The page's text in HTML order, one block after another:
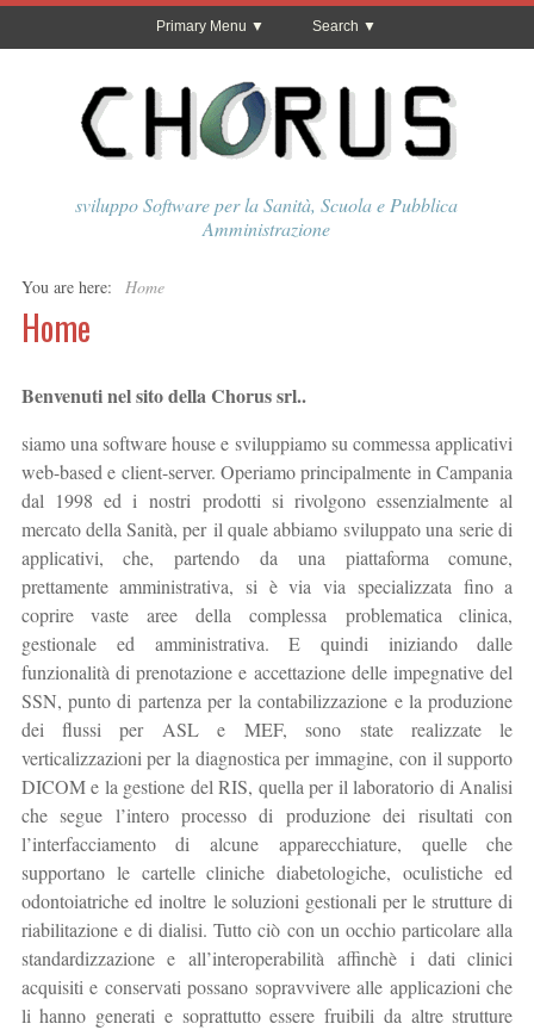
Primary Menu Search
sviluppo Software per la Sanità, Scuola e Pubblica
Amministrazione
You are here: Home
Home
Benvenuti nel sito della Chorus srl..
siamo una software house e sviluppiamo su commessa applicativi
web-based e client-server. Operiamo principalmente in Campania
dal 1998 ed i nostri prodotti si rivolgono essenzialmente al
mercato della Sanità, per il quale abbiamo sviluppato una serie di
applicativi, che, partendo da una piattaforma comune,
prettamente amministrativa, si è via via specializzata fino a
coprire vaste aree della complessa problematica clinica,
gestionale ed amministrativa. E quindi iniziando dalle
funzionalità di prenotazione e accettazione delle impegnative del
SSN, punto di partenza per la contabilizzazione e la produzione
dei flussi per ASL e MEF, sono state realizzate le
verticalizzazioni per la diagnostica per immagine, con il supporto
DICOM e la gestione del RIS, quella per il laboratorio di Analisi
che segue l’intero processo di produzione dei risultati con
l’interfacciamento di alcune apparecchiature, quelle che
supportano le cartelle cliniche diabetologiche, oculistiche ed
odontoiatriche ed inoltre le soluzioni gestionali per le strutture di
riabilitazione e di dialisi. Tutto ciò con un occhio particolare alla
standardizzazione e all’interoperabilità affinchè i dati clinici
acquisiti e conservati possano sopravvivere alle applicazioni che
li hanno generati e soprattutto essere fruibili da altre strutture